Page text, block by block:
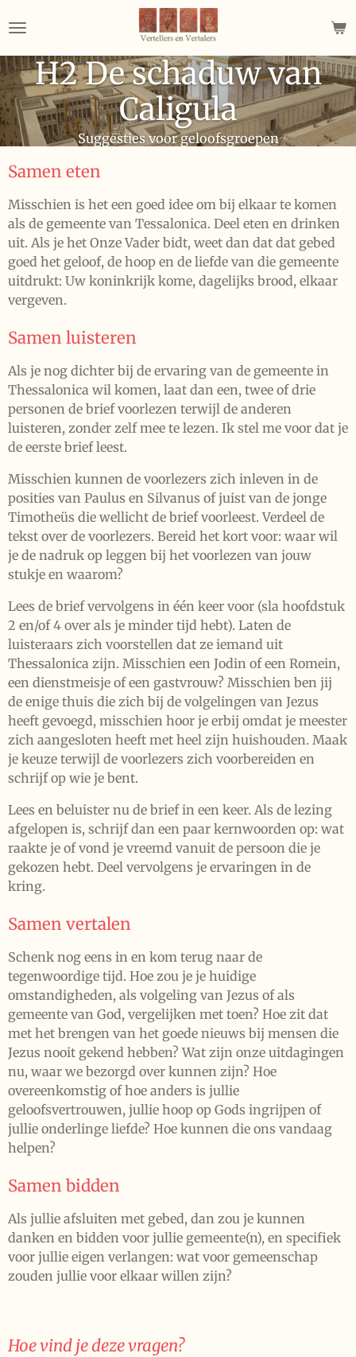
direct
naar
de
hoofdinhoud
H2 De schaduw van
Caligula
Suggesties voor geloofsgroepen
Samen eten
Misschien is het een goed idee om bij elkaar te komen
als de gemeente van Tessalonica. Deel eten en drinken
uit. Als je het Onze Vader bidt, weet dan dat dat gebed
goed het geloof, de hoop en de liefde van die gemeente
uitdrukt: Uw koninkrijk kome, dagelijks brood, elkaar
vergeven.
Samen luisteren
Als je nog dichter bij de ervaring van de gemeente in
Thessalonica wil komen, laat dan een, twee of drie
personen de brief voorlezen terwijl de anderen
luisteren, zonder zelf mee te lezen. Ik stel me voor dat je
de eerste brief leest.
Misschien kunnen de voorlezers zich inleven in de
posities van Paulus en Silvanus of juist van de jonge
Timotheüs die wellicht de brief voorleest. Verdeel de
tekst over de voorlezers. Bereid het kort voor: waar wil
je de nadruk op leggen bij het voorlezen van jouw
stukje en waarom?
Lees de brief vervolgens in één keer voor (sla hoofdstuk
2 en/of 4 over als je minder tijd hebt). Laten de
luisteraars zich voorstellen dat ze iemand uit
Thessalonica zijn. Misschien een Jodin of een Romein,
een dienstmeisje of een gastvrouw? Misschien ben jij
de enige thuis die zich bij de volgelingen van Jezus
heeft gevoegd, misschien hoor je erbij omdat je meester
zich aangesloten heeft met heel zijn huishouden. Maak
je keuze terwijl de voorlezers zich voorbereiden en
schrijf op wie je bent.
Lees en beluister nu de brief in een keer. Als de lezing
afgelopen is, schrijf dan een paar kernwoorden op: wat
raakte je of vond je vreemd vanuit de persoon die je
gekozen hebt. Deel vervolgens je ervaringen in de
kring.
Samen vertalen
Schenk nog eens in en kom terug naar de
tegenwoordige tijd. Hoe zou je je huidige
omstandigheden, als volgeling van Jezus of als
gemeente van God, vergelijken met toen? Hoe zit dat
met het brengen van het goede nieuws bij mensen die
Jezus nooit gekend hebben? Wat zijn onze uitdagingen
nu, waar we bezorgd over kunnen zijn? Hoe
overeenkomstig of hoe anders is jullie
geloofsvertrouwen, jullie hoop op Gods ingrijpen of
jullie onderlinge liefde? Hoe kunnen die ons vandaag
helpen?
Samen bidden
Als jullie afsluiten met gebed, dan zou je kunnen
danken en bidden voor jullie gemeente(n), en specifiek
voor jullie eigen verlangen: wat voor gemeenschap
zouden jullie voor elkaar willen zijn?
Hoe vind je deze vragen?